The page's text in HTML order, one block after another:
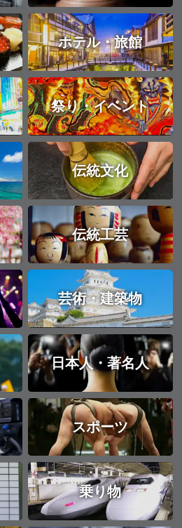
ホテル・旅館
祭り・イベント
伝統文化
伝統工芸
芸術・建築物
日本人・著名人
スポーツ
乗り物